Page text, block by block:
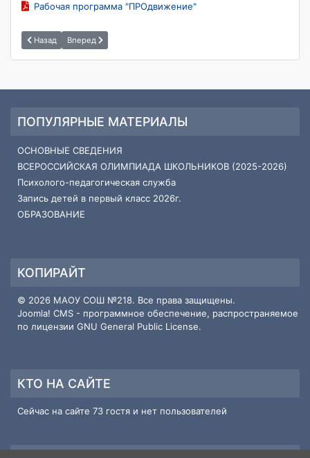
Рабочая программа "ПРОдвижение"
Назад Вперед
ПОПУЛЯРНЫЕ МАТЕРИАЛЫ
ОСНОВНЫЕ СВЕДЕНИЯ
ВСЕРОССИЙСКАЯ ОЛИМПИАДА ШКОЛЬНИКОВ (2025-2026)
Психолого-педагогическая служба
Запись детей в первый класс 2026г.
ОБРАЗОВАНИЕ
КОПИРАЙТ
© 2026 МАОУ СОШ №218. Все права защищены.
Joomla! CMS - программное обеспечение, распространяемое
по лицензии GNU General Public License.
КТО НА САЙТЕ
Сейчас на сайте 73 гостя и нет пользователей